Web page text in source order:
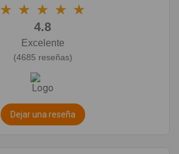
★ ★ ★ ★ ★
4.8
Excelente
(4685 reseñas)
Dejar una reseña